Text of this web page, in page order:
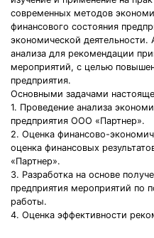
современных методов
финансового состояния
экономической
анализа для рекомендации
мероприятий, с целью
предприятия.
Основными задачами
1. Проведение анализа
предприятия ООО «Партнер».
2. Оценка финансово-
оценка финансовых
«Партнер».
3. Разработка на основе
предприятия мероприятий по
работы.
4. Оценка эффективности